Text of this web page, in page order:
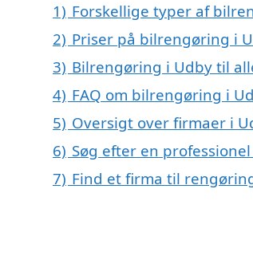
1) Forskellige typer af
2) Priser på bilrengøring i
3) Bilrengøring i Udby til
4) FAQ om bilrengøring i
5) Oversigt over firmaer i
6) Søg efter en
7) Find et firma til